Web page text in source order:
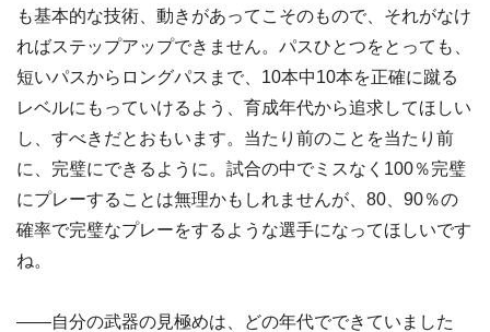
も基本的な技術、動きがあってこそのもので、それがなけ
ればステップアップできません。パスひとつをとっても、
短いパスからロングパスまで、10本中10本を正確に蹴る
レベルにもっていけるよう、育成年代から追求してほしい
し、すべきだとおもいます。当たり前のことを当たり前
に、完璧にできるように。試合の中でミスなく100％完璧
にプレーすることは無理かもしれませんが、80、90％の
確率で完璧なプレーをするような選手になってほしいです
ね。
――自分の武器の見極めは、どの年代でできていました